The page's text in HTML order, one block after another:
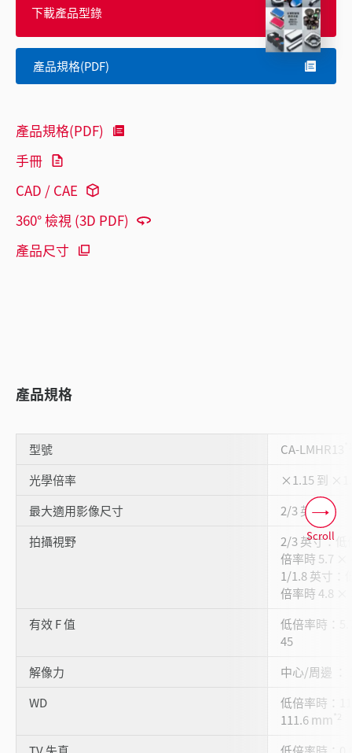
下載產品型錄
產品規格(PDF)
產品規格(PDF)
手冊
CAD / CAE
360° 檢視 (3D PDF)
產品尺寸
產品規格
型號 CA-LMHR13
光學倍率
×1.15 到
最大適用影像尺寸
2/3 英寸
拍攝視野
2/3 英寸：
倍率時 5.7 ×
1/1.8 英寸：
倍率時 4.8 ×
有效 F 值
低倍率時：
45
解像力
中心/周邊 ：
WD
低倍率時：
111.6 mm
Scroll